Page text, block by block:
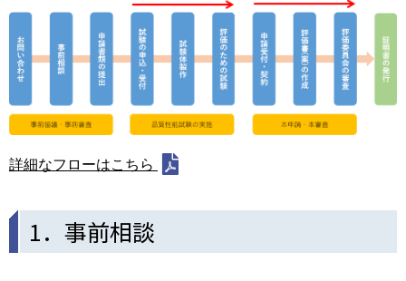
詳細なフローはこちら
1．事前相談